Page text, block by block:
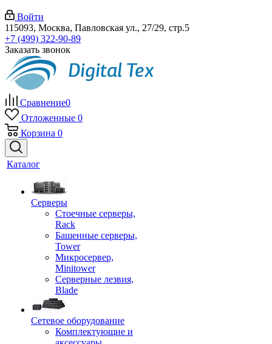
Войти
115093, Москва, Павловская ул., 27/29, стр.5
+7 (499) 322-90-89
Заказать звонок
Сравнение0
Отложенные 0
Корзина 0
Каталог
Серверы
Стоечные серверы,
Rack
Башенные серверы,
Tower
Микросервер,
Minitower
Серверные лезвия,
Blade
Сетевое оборудование
Комплектующие и